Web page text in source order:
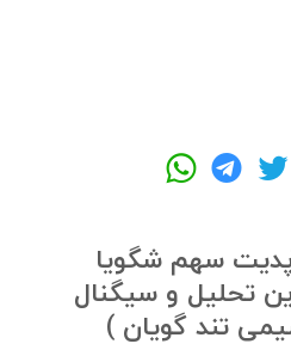
سهم شگویا
تحلیل و سیگنال
تند گویان )